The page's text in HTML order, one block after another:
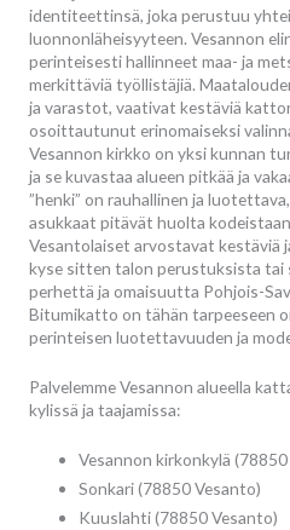
identiteettinsä, joka perustuu
luonnonläheisyyteen. Vesannon
perinteisesti hallinneet maa- ja
merkittäviä työllistäjiä.
ja varastot, vaativat kestäviä
osoittautunut erinomaiseksi
Vesannon kirkko on yksi kunnan
ja se kuvastaa alueen pitkää ja
”henki” on rauhallinen ja
asukkaat pitävät huolta
Vesantolaiset arvostavat kestäviä
kyse sitten talon perustuksista tai
perhettä ja omaisuutta Pohjois-
Bitumikatto on tähän tarpeeseen
perinteisen luotettavuuden ja
Palvelemme Vesannon alueella
kylissä ja taajamissa:
Vesannon kirkonkylä
Sonkari (78850 Vesanto)
Kuuslahti (78850 Vesanto)